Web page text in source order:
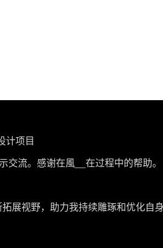
计项目
流。感谢在風__在过程中的帮助。
展视野，助力我持续雕琢和优化自